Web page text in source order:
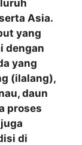
Asia.
yang
dengan
yang
(ilalang),
daun
proses
di